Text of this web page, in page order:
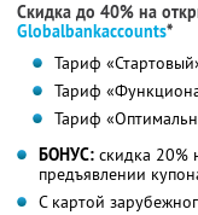
Скидка до 40% на
Globalbankaccounts*
Тариф
Тариф
Тариф
БОНУС: скидка 20%
предъявлении
С картой